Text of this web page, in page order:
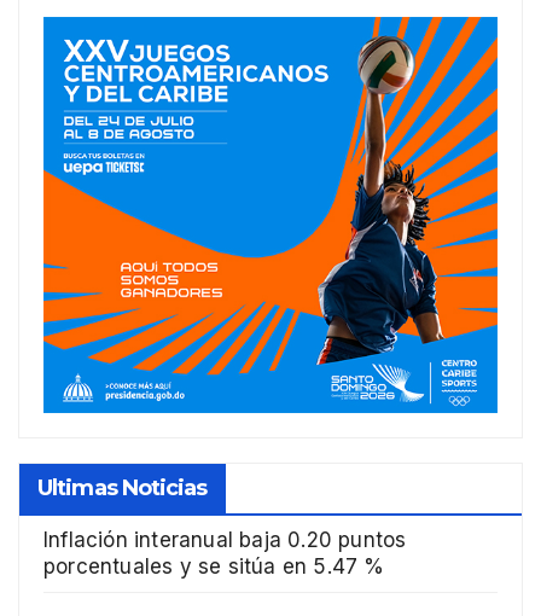
Ultimas Noticias
Inflación interanual baja 0.20 puntos
porcentuales y se sitúa en 5.47 %